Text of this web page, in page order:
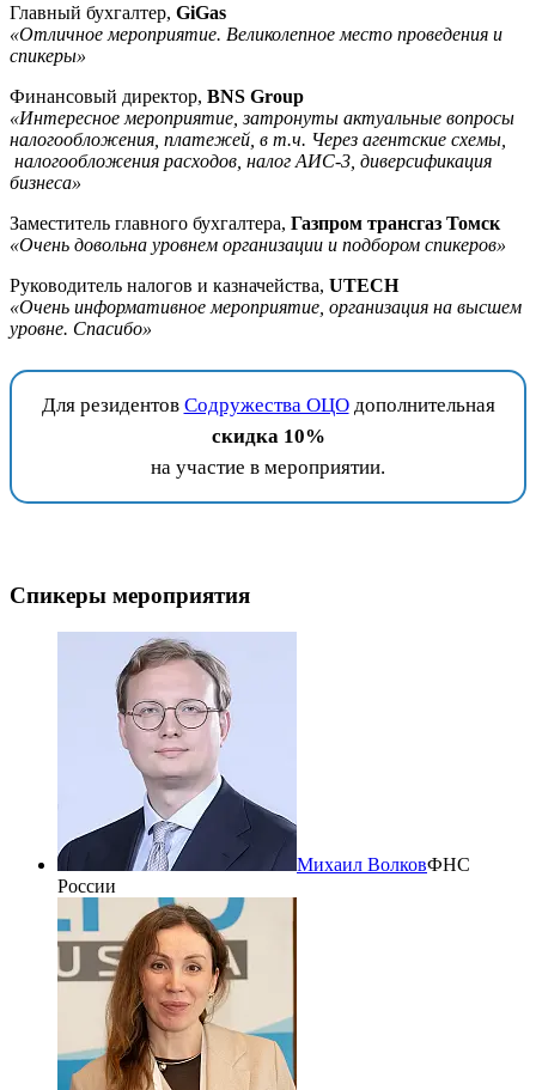
Главный бухгалтер, GiGas
«Отличное мероприятие. Великолепное место проведения и
спикеры»
Финансовый директор, BNS Group
«Интересное мероприятие, затронуты актуальные вопросы
налогообложения, платежей, в т.ч. Через агентские схемы,
налогообложения расходов, налог АИС-3, диверсификация
бизнеса»
Заместитель главного бухгалтера, Газпром трансгаз Томск
«Очень довольна уровнем организации и подбором спикеров»
Руководитель налогов и казначейства, UTECH
«Очень информативное мероприятие, организация на высшем
уровне. Спасибо»
Для резидентов Содружества ОЦОдополнительная
скидка 10%
на участие в мероприятии.
Спикеры мероприятия
Михаил ВолковФНС
России